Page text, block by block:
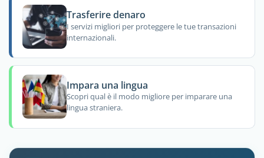
Trasferire denaro
I servizi migliori per proteggere le tue transazioni
internazionali.
Impara una lingua
Scopri qual è il modo migliore per imparare una
lingua straniera.